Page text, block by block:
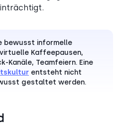
bewusst informelle
Kaffeepausen,
Kanäle, Teamfeiern. Eine
entsteht nicht
gestaltet werden.